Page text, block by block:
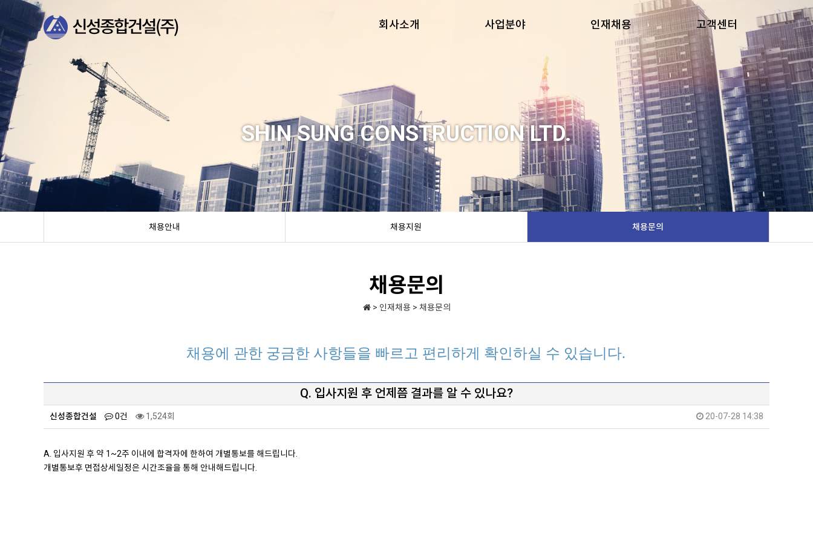
회사소개
연혁
조직도
관계사
오시는길
사업분야
전기, 통신, 소방
인테리어
인재채용
채용안내
채용지원
채용문의
고객센터
FAQ
홍보/뉴스
SHIN SUNG CONSTRUCTION LTD.
채용안내 채용지원 채용문의
채용문의
> 인재채용 > 채용문의
채용에 관한 궁금한 사항들을 빠르고 편리하게 확인하실 수 있습니다.
Q. 입사지원 후 언제쯤 결과를 알 수 있나요?
신성종합건설 0건 1,524회 20-07-28 14:38
A. 입사지원 후 약 1~2주 이내에 합격자에 한하여 개별통보를 해드립니다.
개별통보후 면접상세일정은 시간조율을 통해 안내해드립니다.